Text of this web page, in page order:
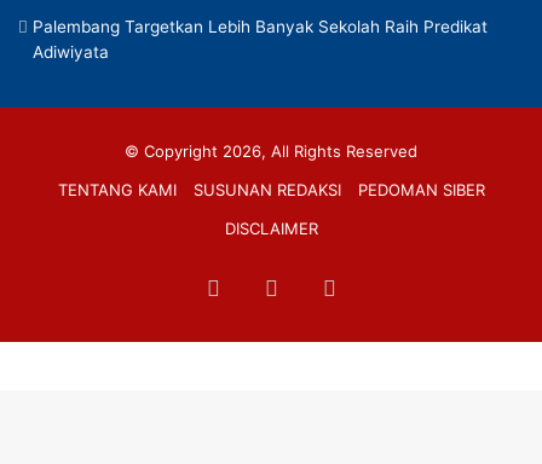
Palembang Targetkan Lebih Banyak Sekolah Raih Predikat
Adiwiyata
© Copyright 2026, All Rights Reserved
TENTANG KAMI
SUSUNAN REDAKSI
PEDOMAN SIBER
DISCLAIMER
FacebookTikTok